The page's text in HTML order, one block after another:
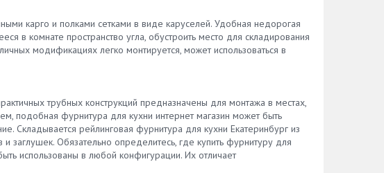
питания.
столь же
Однако он
задачей –
от влаги и
для кухонной
изоляцию
других элементов
пищи не вредит
помещения.
плинтус для
карго и полками сетками в виде каруселей. Удобная недорогая
в комнате пространство угла, обустроить место для складирования
модификациях легко монтируется, может использоваться в
трубных конструкций предназначены для монтажа в местах,
подобная фурнитура для кухни интернет магазин может быть
Складывается рейлинговая фурнитура для кухни Екатеринбург из
заглушек. Обязательно определитесь, где купить фурнитуру для
использованы в любой конфигурации. Их отличает